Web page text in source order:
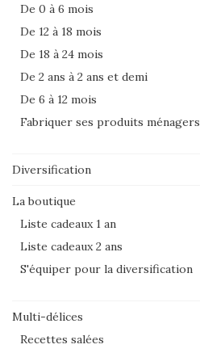
De 0 à 6 mois
De 12 à 18 mois
De 18 à 24 mois
De 2 ans à 2 ans et demi
De 6 à 12 mois
Fabriquer ses produits ménagers
Diversification
La boutique
Liste cadeaux 1 an
Liste cadeaux 2 ans
S'équiper pour la diversification
Multi-délices
Recettes salées